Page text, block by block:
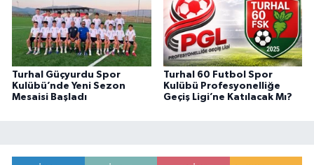
Turhal Güçyurdu Spor
Kulübü’nde Yeni Sezon
Mesaisi Başladı
Turhal 60 Futbol Spor
Kulübü Profesyonelliğe
Geçiş Ligi’ne Katılacak Mı?